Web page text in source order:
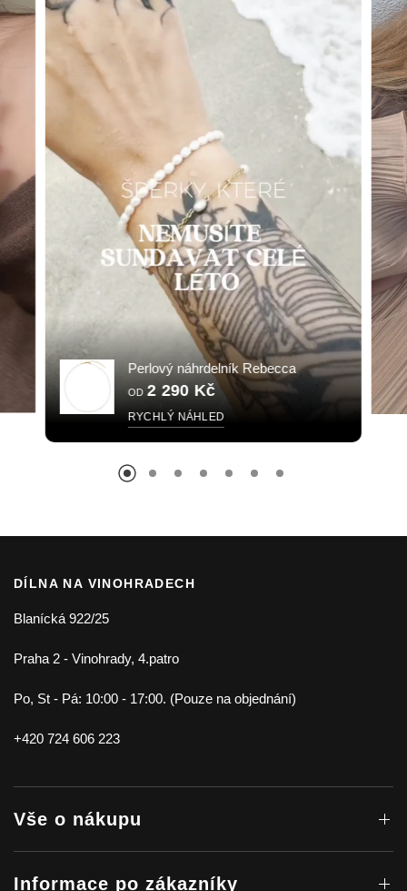
Perlový náhrdelník Rebecca
OD 2 290 Kč
RYCHLÝ NÁHLED
DÍLNA NA VINOHRADECH
Blanícká 922/25
Praha 2 - Vinohrady, 4.patro
Po, St - Pá: 10:00 - 17:00. (Pouze na objednání)
+420 724 606 223
Vše o nákupu
Informace po zákazníky